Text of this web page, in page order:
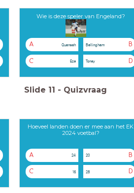
Wie is deze speler van Engeland?
A Quansah B
Bellingham
C Eze D
Toney
Slide 11 - Quizvraag
Hoeveel landen doen er mee aan het EK
2024 voetbal?
A 24 B
20
C 16 D
28